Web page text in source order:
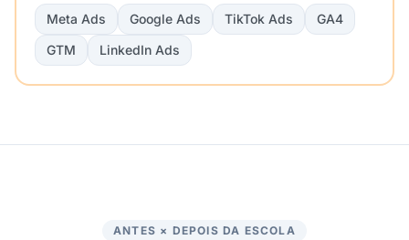
Meta Ads Google Ads TikTok Ads
GA4
GTM
LinkedIn Ads
ANTES × DEPOIS DA ESCOLA